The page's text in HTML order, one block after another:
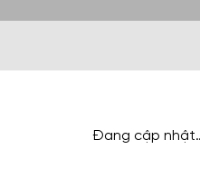
Đang cập